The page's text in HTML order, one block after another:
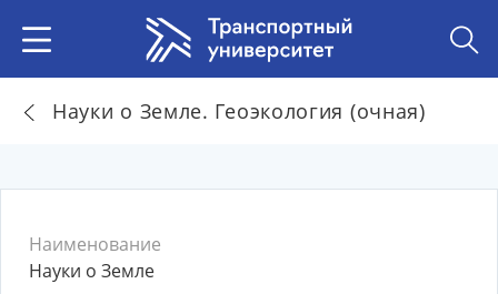
Науки о Земле. Геоэкология (очная)
Наименование
Науки о Земле